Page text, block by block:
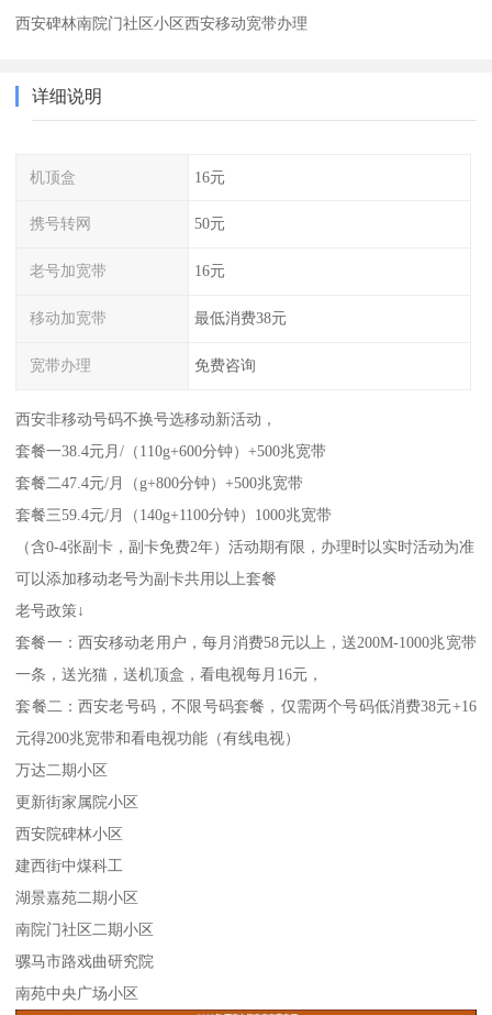
西安碑林南院门社区小区西安移动宽带办理
详细说明
机顶盒 16元
携号转网 50元
老号加宽带 16元
移动加宽带 最低消费38元
宽带办理 免费咨询
西安非移动号码不换号选移动新活动，
套餐一38.4元月/（110g+600分钟）+500兆宽带
套餐二47.4元/月（g+800分钟）+500兆宽带
套餐三59.4元/月（140g+1100分钟）1000兆宽带
（含0-4张副卡，副卡免费2年）活动期有限，办理时以实时活动为准
可以添加移动老号为副卡共用以上套餐
老号政策↓
套餐一：西安移动老用户，每月消费58元以上，送200M-1000兆宽带
一条，送光猫，送机顶盒，看电视每月16元，
套餐二：西安老号码，不限号码套餐，仅需两个号码低消费38元+16
元得200兆宽带和看电视功能（有线电视）
万达二期小区
更新街家属院小区
西安院碑林小区
建西街中煤科工
湖景嘉苑二期小区
南院门社区二期小区
骡马市路戏曲研究院
南苑中央广场小区